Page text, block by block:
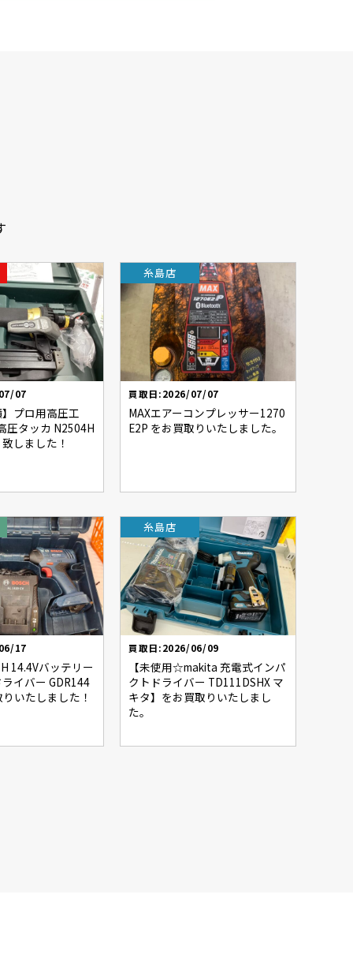
07
プロ用高圧工
圧タッカ N2504H
しました！
糸島店
買取日:2026/07/07
MAXエアーコンプレッサー1270
E2P をお買取りいたしました。
17
14.4Vバッテリー
イバー GDR144
いたしました！
糸島店
買取日:2026/06/09
【未使用☆makita 充電式インパ
クトドライバー TD111DSHX マ
キタ】をお買取りいたしまし
た。